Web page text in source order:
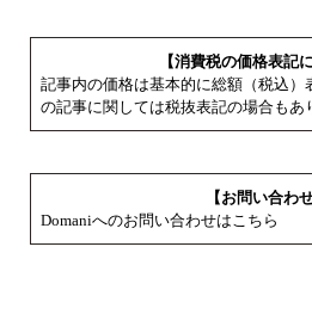
【消費税の価格表記
記事内の価格は基本的に総額（税込）
の記事に関しては税抜表記の場合もあ
【お問い合わせ
Domaniへのお問い合わせはこちら